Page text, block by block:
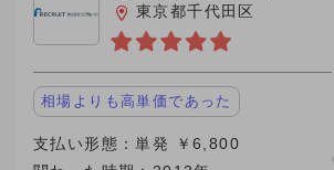
東京都千代田区
相場よりも高単価であった
支払い形態：単発 ￥6,800